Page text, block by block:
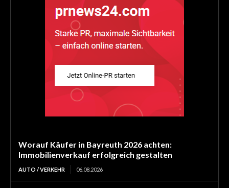
Worauf Käufer in Bayreuth 2026 achten:
Immobilienverkauf erfolgreich gestalten
AUTO / VERKEHR 06.08.2026